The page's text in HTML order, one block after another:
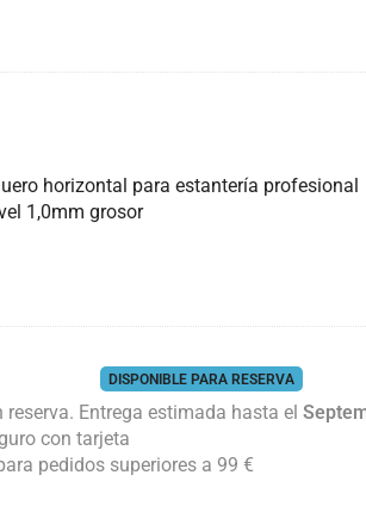
horizontal para estantería profesional
1,0mm grosor
DISPONIBLE PARA RESERVA
reserva. Entrega estimada hasta el
con tarjeta
pedidos superiores a 99 €